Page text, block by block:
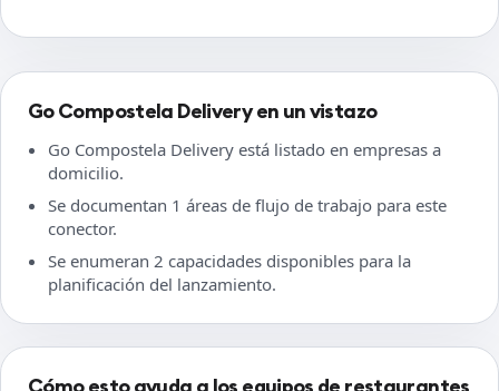
Go Compostela Delivery en un vistazo
Go Compostela Delivery está listado en empresas a
domicilio.
Se documentan 1 áreas de flujo de trabajo para este
conector.
Se enumeran 2 capacidades disponibles para la
planificación del lanzamiento.